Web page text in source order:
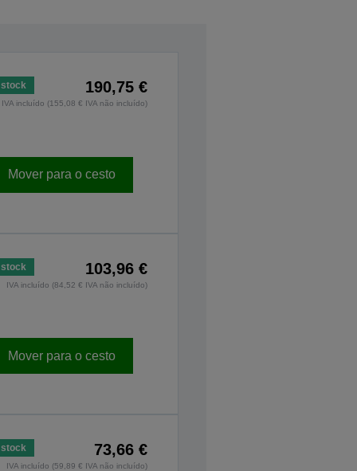
stock 190,75 €
IVA incluído (155,08 € IVA não incluído)
Mover para o cesto
stock 103,96 €
IVA incluído (84,52 € IVA não incluído)
Mover para o cesto
stock 73,66 €
IVA incluído (59,89 € IVA não incluído)